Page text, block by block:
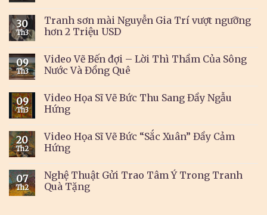
30
Th3
Tranh sơn mài Nguyễn Gia Trí vượt ngưỡng
hơn 2 Triệu USD
09
Th3
Video Vẽ Bến đợi – Lời Thì Thầm Của Sông
Nước Và Đồng Quê
09
Th3
Video Họa Sĩ Vẽ Bức Thu Sang Đầy Ngẫu
Hứng
20
Th2
Video Họa Sĩ Vẽ Bức “Sắc Xuân” Đầy Cảm
Hứng
07
Th2
Nghệ Thuật Gửi Trao Tâm Ý Trong Tranh
Quà Tặng